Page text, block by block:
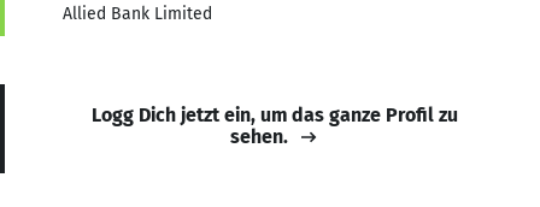
Allied Bank Limited
Logg Dich jetzt ein, um das ganze Profil zu
sehen.